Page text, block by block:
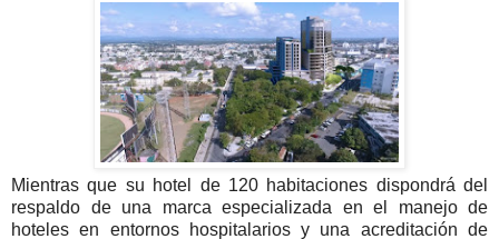
Mientras que su hotel de 120 habitaciones dispondrá del
respaldo de una marca especializada en el manejo de
hoteles en entornos hospitalarios y una acreditación de